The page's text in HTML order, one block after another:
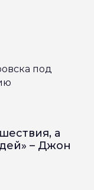
под
а
– Джон